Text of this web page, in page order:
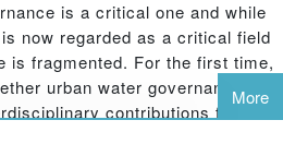
is a critical one and while
now regarded as a critical field
is fragmented. For the first time,
urban water governance
contributions from
More